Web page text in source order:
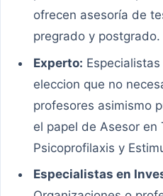
ofrecen asesoría de
pregrado y postgrado.
Experto:
eleccion que no
profesores asimismo
el papel de Asesor en
Psicoprofilaxis y
Especialistas en